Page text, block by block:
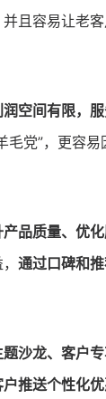
并且容易让老
空间有限，
党”，更容
品质量、优
通过口碑和
题沙龙、客户
推送个性化